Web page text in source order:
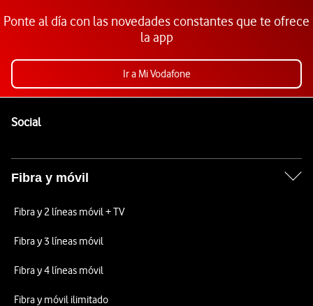
Ponte al día con las novedades constantes que te ofrece
la app
Ir a Mi Vodafone
SocialEnlaces a las redes sociales de Vodafone
Fibra y móvil
Fibra y 2 líneas móvil + TV
Fibra y 3 líneas móvil
Fibra y 4 líneas móvil
Fibra y móvil ilimitado